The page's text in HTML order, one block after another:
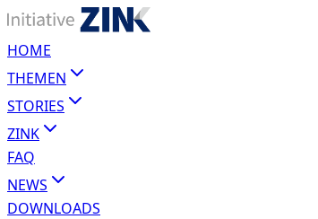
HOME
THEMEN
STORIES
ZINK
FAQ
NEWS
DOWNLOADS